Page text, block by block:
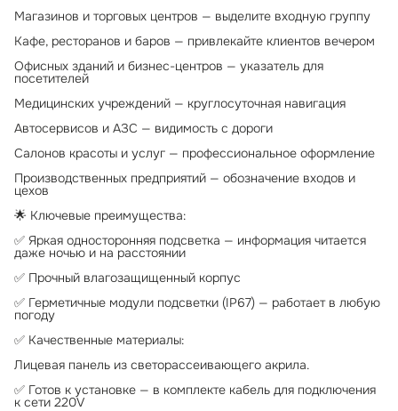
Магазинов и торговых центров — выделите входную группу
Кафе, ресторанов и баров — привлекайте клиентов вечером
Офисных зданий и бизнес-центров — указатель для
посетителей
Медицинских учреждений — круглосуточная навигация
Автосервисов и АЗС — видимость с дороги
Салонов красоты и услуг — профессиональное оформление
Производственных предприятий — обозначение входов и
цехов
🌟 Ключевые преимущества:
✅ Яркая односторонняя подсветка — информация читается
даже ночью и на расстоянии
✅ Прочный влагозащищенный корпус
✅ Герметичные модули подсветки (IP67) — работает в любую
погоду
✅ Качественные материалы:
Лицевая панель из светорассеивающего акрила.
✅ Готов к установке — в комплекте кабель для подключения
к сети 220V